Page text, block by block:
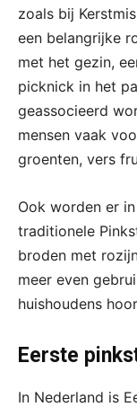
zoals bij
een belangrijke
met het gezin,
picknick in het
geassocieerd
mensen vaak
groenten, vers
Ook worden er
traditionele
broden met
meer even
huishoudens
Eerste
In Nederland is